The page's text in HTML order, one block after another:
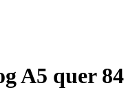
A5 quer 84